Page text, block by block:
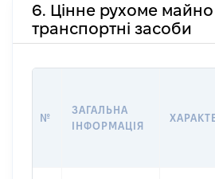
6. Цінне рухоме
транспортні засоби
№
ЗАГАЛЬНА
ІНФОРМАЦІЯ